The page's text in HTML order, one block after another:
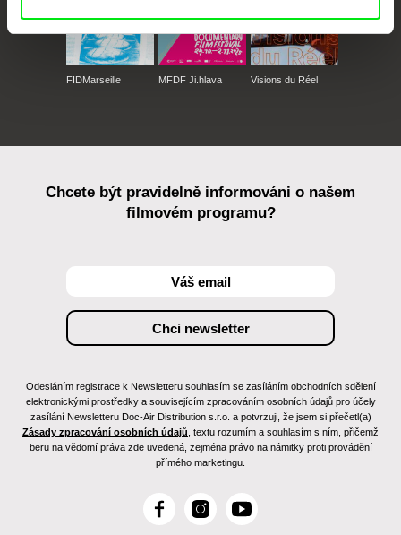
FIDMarseille MFDF Ji.hlava Visions du Réel
Chcete být pravidelně informováni o našem
filmovém programu?
Odesláním registrace k Newsletteru souhlasím se zasíláním obchodních sdělení
elektronickými prostředky a souvisejícím zpracováním osobních údajů pro účely
zasílání Newsletteru Doc-Air Distribution s.r.o. a potvrzuji, že jsem si přečetl(a)
Zásady zpracování osobních údajů , textu rozumím a souhlasím s ním, přičemž
beru na vědomí práva zde uvedená, zejména právo na námitky proti provádění
přímého marketingu.
F
I
Y